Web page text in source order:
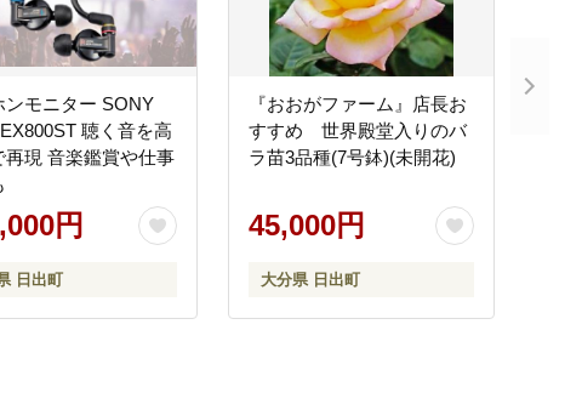
モニター SONY
聴く音を高
再現 音楽鑑賞や仕事
円
日出町
『おおがファーム』店長お
すすめ 世界殿堂入りのバ
ラ苗3品種(7号鉢)(未開花)
45,000円
大分県 日出町